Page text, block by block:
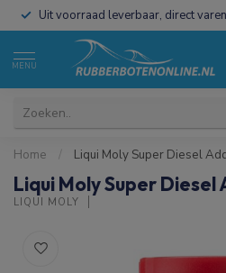
Uit voorraad leverbaar, direct varen
MENU
Home / Liqui Moly Super Diesel
Liqui Moly Super
LIQUI MOLY